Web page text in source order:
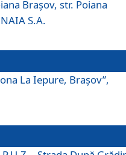
Braşov, str. Poiana
S.A.
La Iepure, Braşov”,